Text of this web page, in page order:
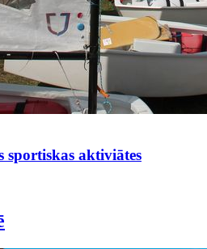
sportiskas aktiviātes